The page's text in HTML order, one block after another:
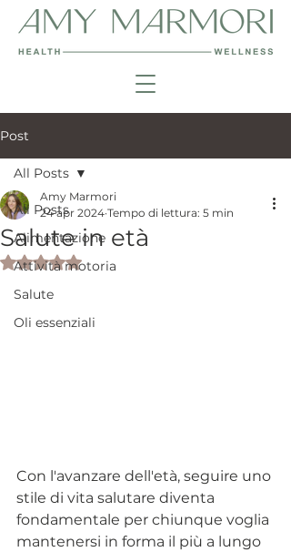
Post
All Posts
Alimentazione
Attività motoria
Salute
Oli essenziali
All Posts
Salute in età
Amy Marmori
24 apr 2024 Tempo di lettura: 5 min
Valutazione NaN stelle su 5.
Con l'avanzare dell'età, seguire uno
stile di vita salutare diventa
fondamentale per chiunque voglia
mantenersi in forma il più a lungo